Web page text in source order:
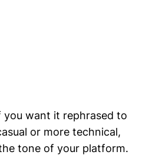
you want it rephrased to
or more technical,
tone of your platform.